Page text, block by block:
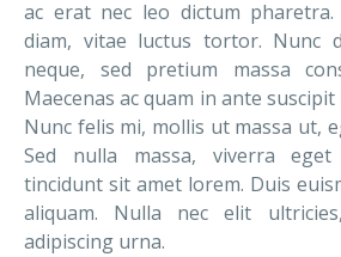
ac erat nec leo dictum
diam, vitae luctus tortor. Nunc
neque, sed pretium massa
Maecenas ac quam in ante
Nunc felis mi, mollis ut massa ut,
Sed nulla massa, viverra
tincidunt sit amet lorem. Duis
aliquam. Nulla nec elit
adipiscing urna.